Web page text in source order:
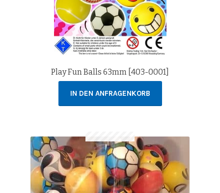
Play Fun Balls 63mm [403-0001]
IN DEN ANFRAGENKORB